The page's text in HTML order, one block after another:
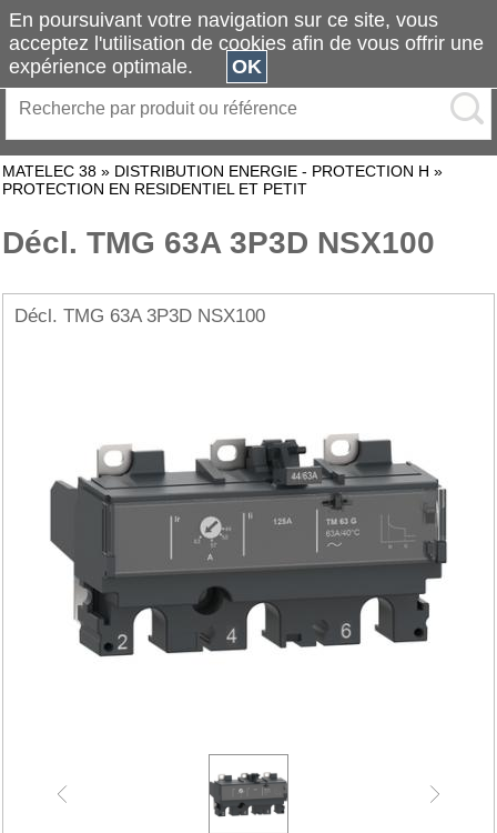
MATELEC 38 » DISTRIBUTION ENERGIE - PROTECTION H »
PROTECTION EN RESIDENTIEL ET PETIT
Décl. TMG 63A 3P3D NSX100
Décl. TMG 63A 3P3D NSX100
En poursuivant votre navigation sur ce site, vous
acceptez l'utilisation de cookies afin de vous offrir une
expérience optimale.
OK